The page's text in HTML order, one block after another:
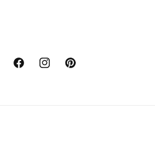
FacebookInstagramPinterest